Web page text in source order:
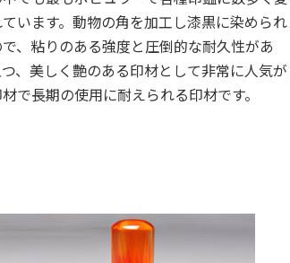
います。動物の角を加工し漆黒に染められ
で、粘りのある強度と圧倒的な耐久性があ
つ、美しく艶のある印材として非常に人気が
で長期の使用に耐えられる印材です。